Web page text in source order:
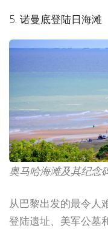
5. 诺曼底登陆日海滩
奥马哈海滩及其纪念
从巴黎出发的最令人
登陆遗址、美军公墓